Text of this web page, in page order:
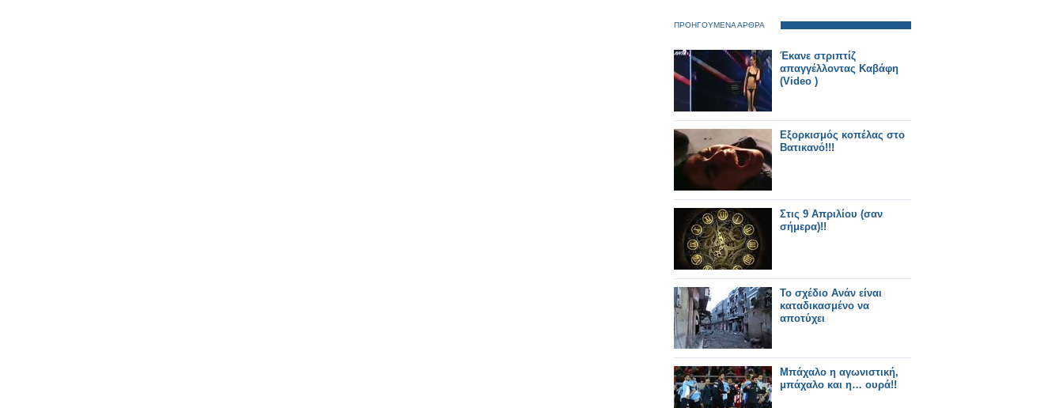
ΠΡΟΗΓΟΥΜΕΝΑ ΑΡΘΡΑ
Έκανε στριπτίζ
απαγγέλλοντας Καβάφη
(Video )
Εξορκισμός κοπέλας στο
Βατικανό!!!
Στις 9 Απριλίου (σαν
σήμερα)!!
Το σχέδιο Ανάν είναι
καταδικασμένο να
αποτύχει
Μπάχαλο η αγωνιστική,
μπάχαλο και η… ουρά!!